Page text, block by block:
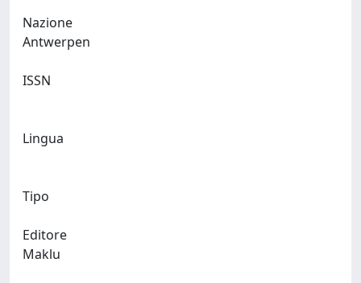
Nazione
ISSN
Lingua
Tipo
Editore